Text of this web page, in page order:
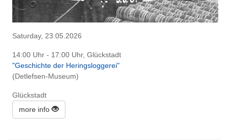
Saturday, 23.05.2026
14:00 Uhr - 17:00 Uhr, Glückstadt
"Geschichte der Heringsloggerei"
(Detlefsen-Museum)
Glückstadt
more info